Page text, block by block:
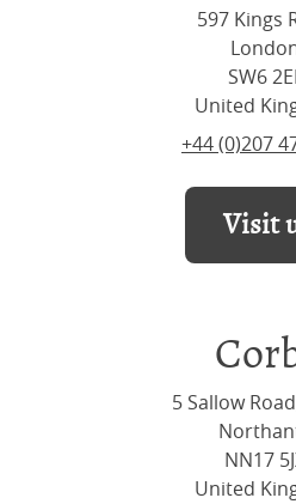
597 Kings
SW6
United
+44 (0)207
Visit
5 Sallow
NN17
United